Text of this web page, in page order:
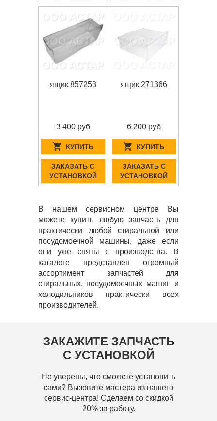
ящик 857253
3 400 руб
КУПИТЬ
ЗАКАЗАТЬ С
УСТАНОВКОЙ
ящик 271366
6 200 руб
КУПИТЬ
ЗАКАЗАТЬ С
УСТАНОВКОЙ
В нашем сервисном центре Вы
можете купить любую запчасть для
практически любой стиральной или
посудомоечной машины, даже если
они уже сняты с производства. В
каталоге представлен огромный
ассортимент запчастей для
стиральных, посудомоечных машин и
холодильников практически всех
производителей.
ЗАКАЖИТЕ ЗАПЧАСТЬ
С УСТАНОВКОЙ
Не уверены, что сможете установить
сами? Вызовите мастера из нашего
сервис-центра! Сделаем со скидкой
20% за работу.